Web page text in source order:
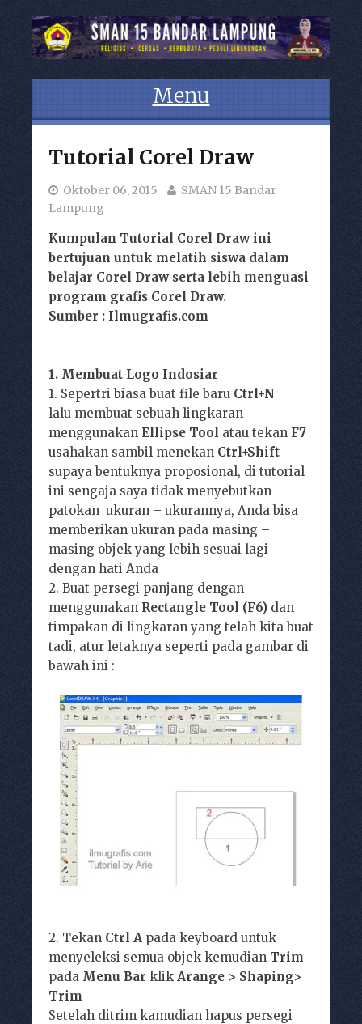
Menu
Tutorial Corel Draw
Oktober 06, 2015
SMAN 15 Bandar
Lampung
Kumpulan Tutorial Corel Draw ini
bertujuan untuk melatih siswa dalam
belajar Corel Draw serta lebih menguasi
program grafis Corel Draw.
Sumber : Ilmugrafis.com
1. Membuat Logo Indosiar
1. Sepertri biasa buat file baru Ctrl+N
lalu membuat sebuah lingkaran
menggunakan Ellipse Tool atau tekan F7
usahakan sambil menekan Ctrl+Shift
supaya bentuknya proposional, di tutorial
ini sengaja saya tidak menyebutkan
patokan ukuran – ukurannya, Anda bisa
memberikan ukuran pada masing –
masing objek yang lebih sesuai lagi
dengan hati Anda
2. Buat persegi panjang dengan
menggunakan Rectangle Tool (F6) dan
timpakan di lingkaran yang telah kita buat
tadi, atur letaknya seperti pada gambar di
bawah ini :
2. Tekan Ctrl A pada keyboard untuk
menyeleksi semua objek kemudian Trim
pada Menu Bar klik Arange > Shaping>
Trim
Setelah ditrim kamudian hapus persegi